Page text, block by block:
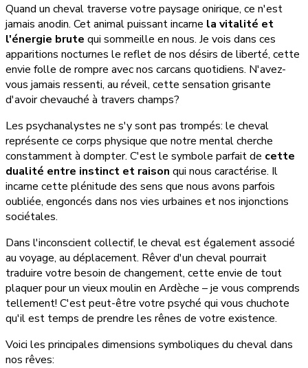
Quand un cheval traverse votre paysage onirique, ce n'est
jamais anodin. Cet animal puissant incarne la vitalité et
l'énergie brute qui sommeille en nous. Je vois dans ces
apparitions nocturnes le reflet de nos désirs de liberté, cette
envie folle de rompre avec nos carcans quotidiens. N'avez-
vous jamais ressenti, au réveil, cette sensation grisante
d'avoir chevauché à travers champs?
Les psychanalystes ne s'y sont pas trompés: le cheval
représente ce corps physique que notre mental cherche
constamment à dompter. C'est le symbole parfait de cette
dualité entre instinct et raison qui nous caractérise. Il
incarne cette plénitude des sens que nous avons parfois
oubliée, engoncés dans nos vies urbaines et nos injonctions
sociétales.
Dans l'inconscient collectif, le cheval est également associé
au voyage, au déplacement. Rêver d'un cheval pourrait
traduire votre besoin de changement, cette envie de tout
plaquer pour un vieux moulin en Ardèche – je vous comprends
tellement! C'est peut-être votre psyché qui vous chuchote
qu'il est temps de prendre les rênes de votre existence.
Voici les principales dimensions symboliques du cheval dans
nos rêves: